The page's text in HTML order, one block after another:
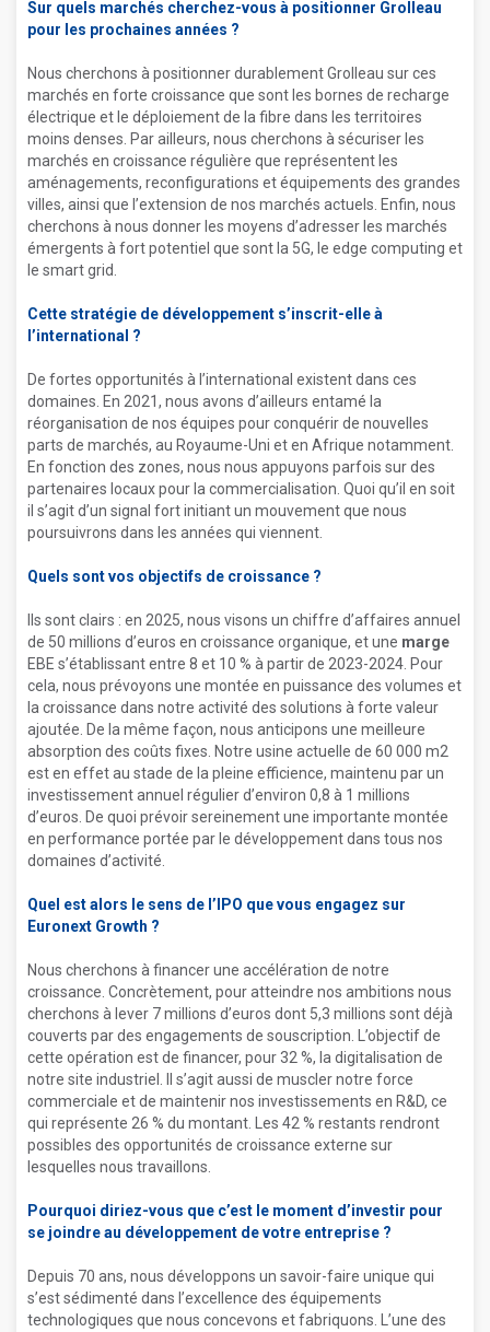
Sur quels marchés cherchez-vous à positionner Grolleau
pour les prochaines années ?
Nous cherchons à positionner durablement Grolleau sur ces
marchés en forte croissance que sont les bornes de recharge
électrique et le déploiement de la fibre dans les territoires
moins denses. Par ailleurs, nous cherchons à sécuriser les
marchés en croissance régulière que représentent les
aménagements, reconfigurations et équipements des grandes
villes, ainsi que l’extension de nos marchés actuels. Enfin, nous
cherchons à nous donner les moyens d’adresser les marchés
émergents à fort potentiel que sont la 5G, le edge computing et
le smart grid.
Cette stratégie de développement s’inscrit-elle à
l’international ?
De fortes opportunités à l’international existent dans ces
domaines. En 2021, nous avons d’ailleurs entamé la
réorganisation de nos équipes pour conquérir de nouvelles
parts de marchés, au Royaume-Uni et en Afrique notamment.
En fonction des zones, nous nous appuyons parfois sur des
partenaires locaux pour la commercialisation. Quoi qu’il en soit
il s’agit d’un signal fort initiant un mouvement que nous
poursuivrons dans les années qui viennent.
Quels sont vos objectifs de croissance ?
Ils sont clairs : en 2025, nous visons un chiffre d’affaires annuel
de 50 millions d’euros en croissance organique, et une marge
EBE s’établissant entre 8 et 10 % à partir de 2023-2024. Pour
cela, nous prévoyons une montée en puissance des volumes et
la croissance dans notre activité des solutions à forte valeur
ajoutée. De la même façon, nous anticipons une meilleure
absorption des coûts fixes. Notre usine actuelle de 60 000 m2
est en effet au stade de la pleine efficience, maintenu par un
investissement annuel régulier d’environ 0,8 à 1 millions
d’euros. De quoi prévoir sereinement une importante montée
en performance portée par le développement dans tous nos
domaines d’activité.
Quel est alors le sens de l’IPO que vous engagez sur
Euronext Growth ?
Nous cherchons à financer une accélération de notre
croissance. Concrètement, pour atteindre nos ambitions nous
cherchons à lever 7 millions d’euros dont 5,3 millions sont déjà
couverts par des engagements de souscription. L’objectif de
cette opération est de financer, pour 32 %, la digitalisation de
notre site industriel. Il s’agit aussi de muscler notre force
commerciale et de maintenir nos investissements en R&D, ce
qui représente 26 % du montant. Les 42 % restants rendront
possibles des opportunités de croissance externe sur
lesquelles nous travaillons.
Pourquoi diriez-vous que c’est le moment d’investir pour
se joindre au développement de votre entreprise ?
Depuis 70 ans, nous développons un savoir-faire unique qui
s’est sédimenté dans l’excellence des équipements
technologiques que nous concevons et fabriquons. L’une des